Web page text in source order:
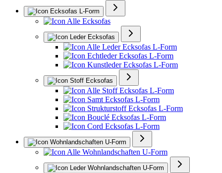
Ecksofas L-Form
Alle Ecksofas
Leder Ecksofas
Alle Leder Ecksofas L-Form
Echtleder Ecksofas L-Form
Kunstleder Ecksofas L-Form
Stoff Ecksofas
Alle Stoff Ecksofas L-Form
Samt Ecksofas L-Form
Strukturstoff Ecksofas L-Form
Bouclé Ecksofas L-Form
Cord Ecksofas L-Form
Wohnlandschaften U-Form
Alle Wohnlandschaften U-Form
Leder Wohnlandschaften U-Form